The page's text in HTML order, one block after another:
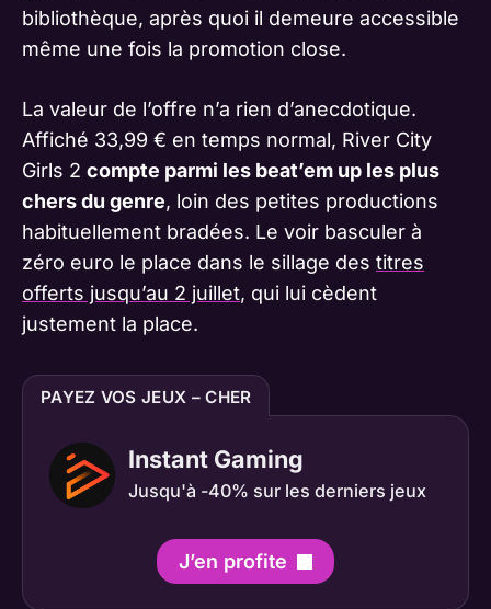
bibliothèque, après quoi il demeure accessible
même une fois la promotion close.
La valeur de l’offre n’a rien d’anecdotique.
Affiché 33,99 € en temps normal, River City
Girls 2 compte parmi les beat’em up les plus
chers du genre, loin des petites productions
habituellement bradées. Le voir basculer à
zéro euro le place dans le sillage des titres
offerts jusqu’au 2 juillet, qui lui cèdent
justement la place.
PAYEZ VOS JEUX – CHER
Instant Gaming
Jusqu'à -40% sur les derniers jeux
J’en profite